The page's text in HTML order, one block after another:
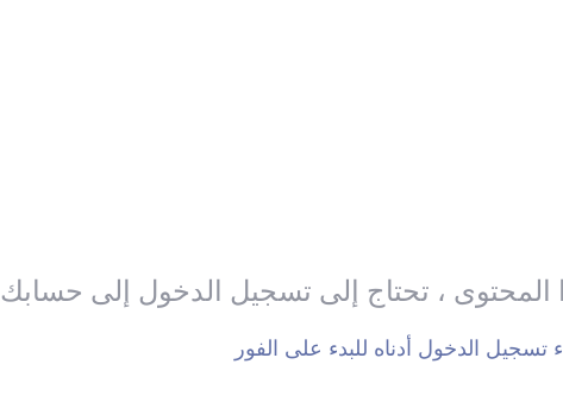
، تحتاج إلى تسجيل الدخول إلى حسابك
تسجيل الدخول أدناه للبدء على الفور